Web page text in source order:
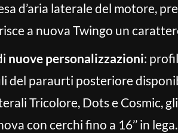
d’aria laterale del motore,
a nuova Twingo un
nuove personalizzazioni:
paraurti posteriore
Tricolore, Dots e Cosmic,
con cerchi fino a 16’’ in